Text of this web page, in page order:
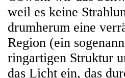
weil es keine
drumherum eine
Region (ein
ringartigen Struktur
das Licht ein, das